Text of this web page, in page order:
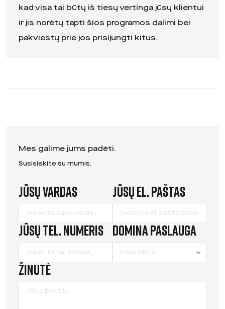
kad visa tai būtų iš tiesų vertinga jūsų klientui
ir jis norėtų tapti šios programos dalimi bei
pakviestų prie jos prisijungti kitus.
Mes galime jums padėti.
Susisiekite su mumis.
Leave
this
field
blank
Jūsų vardas Jūsų el. paštas
Jūsų tel. numeris Domina paslauga
Žinutė